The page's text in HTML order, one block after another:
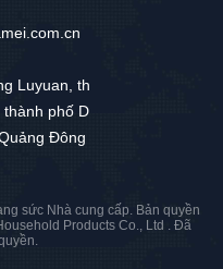
Luyuan, th
thành phố D
Đông
sức Nhà cung cấp. Bản quyền
Products Co., Ltd . Đã